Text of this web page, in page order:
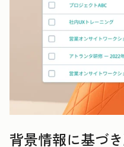
背景情報に基づ